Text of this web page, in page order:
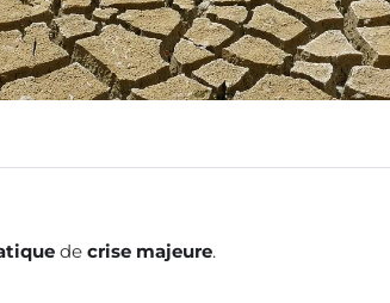
de crise majeure.